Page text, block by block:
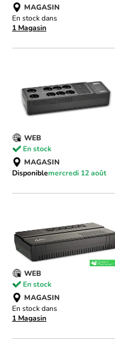
MAGASIN
En stock dans
1 Magasin
WEB
En stock
MAGASIN
Disponiblemercredi 12 août
WEB
En stock
MAGASIN
En stock dans
1 Magasin